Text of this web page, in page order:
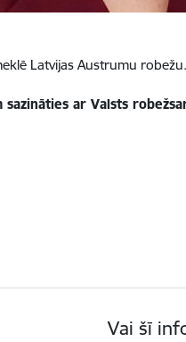
Latvijas Austrumu robežu.
ar Valsts
Vai šī